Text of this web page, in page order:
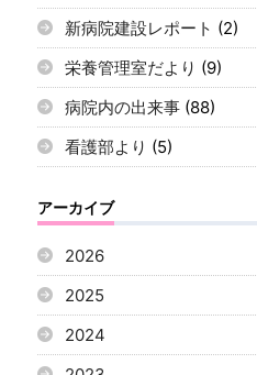
新病院建設レポート (2)
栄養管理室だより (9)
病院内の出来事 (88)
看護部より (5)
アーカイブ
2026
2025
2024